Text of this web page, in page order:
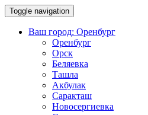
Toggle navigation
Ваш город: Оренбург
Оренбург
Орск
Беляевка
Ташла
Акбулак
Саракташ
Новосергиевка